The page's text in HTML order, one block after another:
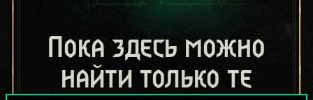
Пока здесь можно
найти только те